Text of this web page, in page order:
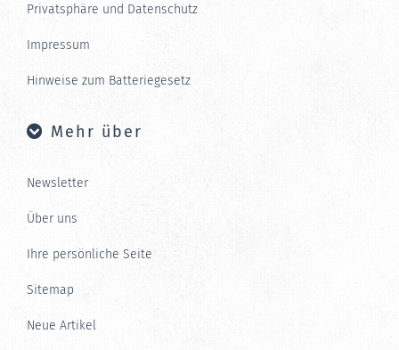
Privatsphäre und Datenschutz
Impressum
Hinweise zum Batteriegesetz
Mehr über
Newsletter
Über uns
Ihre persönliche Seite
Sitemap
Neue Artikel